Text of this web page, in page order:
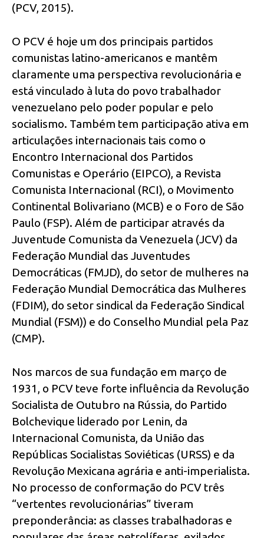
(PCV, 2015).
O PCV é hoje um dos principais partidos
comunistas latino-americanos e mantêm
claramente uma perspectiva revolucionária e
está vinculado à luta do povo trabalhador
venezuelano pelo poder popular e pelo
socialismo. Também tem participação ativa em
articulações internacionais tais como o
Encontro Internacional dos Partidos
Comunistas e Operário (EIPCO), a Revista
Comunista Internacional (RCI), o Movimento
Continental Bolivariano (MCB) e o Foro de São
Paulo (FSP). Além de participar através da
Juventude Comunista da Venezuela (JCV) da
Federação Mundial das Juventudes
Democráticas (FMJD), do setor de mulheres na
Federação Mundial Democrática das Mulheres
(FDIM), do setor sindical da Federação Sindical
Mundial (FSM)) e do Conselho Mundial pela Paz
(CMP).
Nos marcos de sua fundação em março de
1931, o PCV teve forte influência da Revolução
Socialista de Outubro na Rússia, do Partido
Bolchevique liderado por Lenin, da
Internacional Comunista, da União das
Repúblicas Socialistas Soviéticas (URSS) e da
Revolução Mexicana agrária e anti-imperialista.
No processo de conformação do PCV três
“vertentes revolucionárias” tiveram
preponderância: as classes trabalhadoras e